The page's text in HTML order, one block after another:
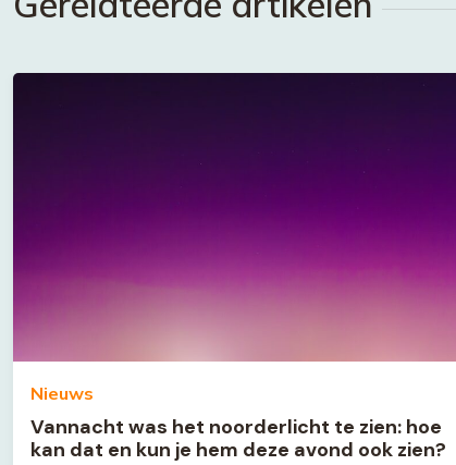
Nieuws
Vannacht was het noorderlicht te zien: hoe
kan dat en kun je hem deze avond ook zien?